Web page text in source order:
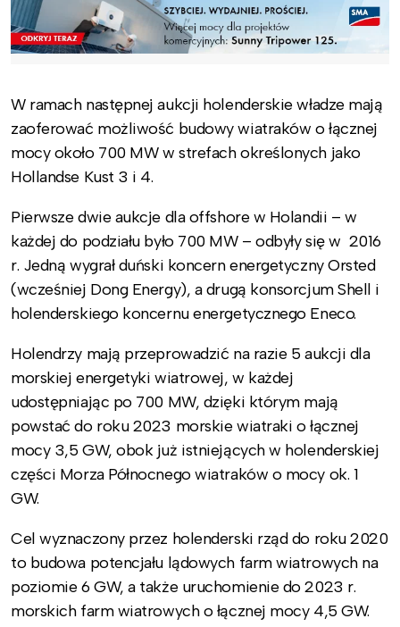
W ramach następnej aukcji holenderskie władze mają
zaoferować możliwość budowy wiatraków o łącznej
mocy około 700 MW w strefach określonych jako
Hollandse Kust 3 i 4.
Pierwsze dwie aukcje dla offshore w Holandii – w
każdej do podziału było 700 MW – odbyły się w 2016
r. Jedną wygrał duński koncern energetyczny Orsted
(wcześniej Dong Energy), a drugą konsorcjum Shell i
holenderskiego koncernu energetycznego Eneco.
Holendrzy mają przeprowadzić na razie 5 aukcji dla
morskiej energetyki wiatrowej, w każdej
udostępniając po 700 MW, dzięki którym mają
powstać do roku 2023 morskie wiatraki o łącznej
mocy 3,5 GW, obok już istniejących w holenderskiej
części Morza Północnego wiatraków o mocy ok. 1
GW.
Cel wyznaczony przez holenderski rząd do roku 2020
to budowa potencjału lądowych farm wiatrowych na
poziomie 6 GW, a także uruchomienie do 2023 r.
morskich farm wiatrowych o łącznej mocy 4,5 GW.